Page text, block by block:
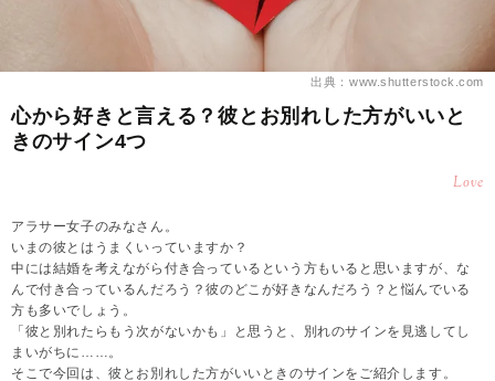
出典：www.shutterstock.com
心から好きと言える？彼とお別れした方がいいと
きのサイン4つ
Love
アラサー女子のみなさん。
いまの彼とはうまくいっていますか？
中には結婚を考えながら付き合っているという方もいると思いますが、な
んで付き合っているんだろう？彼のどこが好きなんだろう？と悩んでいる
方も多いでしょう。
「彼と別れたらもう次がないかも」と思うと、別れのサインを見逃してし
まいがちに……。
そこで今回は、彼とお別れした方がいいときのサインをご紹介します。